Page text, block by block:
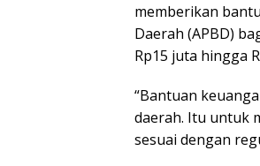
memberikan
Daerah (APBD)
Rp15 juta hingga
“Bantuan
daerah. Itu untuk
sesuai dengan